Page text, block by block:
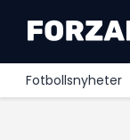
Fotbollsnyheter